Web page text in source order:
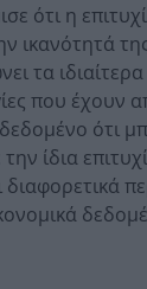
ότι η
ικανότητά
τα
που έχουν
δεδομένο ότι
ίδια
διαφορετικά